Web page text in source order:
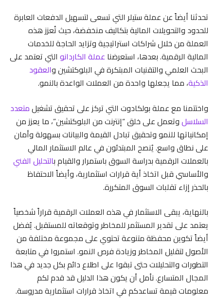
تحدثنا أيضاً عن عملة ستيلر التي تسعى لتسهيل الدفعات العابرة
للحدود والتحويلات المالية بتكاليف منخفضة، حيث تُعزز هذه
العملة من خلال شراكات استراتيجية وتزايد الحاجة للخدمات
المالية الرقمية. بعدها، استعرضنا عملة الكاردانو التي تعتمد على
البحث العلمي والتقنيات المبتكرة في البلوكتشين والعقود
الذكية، مما يجعلها واحدة من العملات الواعدة بالنمو.
واختتمنا مع عملة بولكادوت التي تركز على تحقيق تشغيلمتعدد
السلاسلوتعمل على خلق “إنترنت من البلوكتشين”، ما يعزز من
إمكانياتها للنمو وتحقيق تبادل القيمة والبيانات بسهولة وأمان
على نطاق واسع. يُنصح المبتدئون في عالم الاستثمار المالي
بالعملات الرقمية بدراسة السوق باستمرار والقيام بالتحليل الفني
والأساسي قبل اتخاذ أية قرارات استثمارية، وأيضاً الاحتفاظ
بالحذر إزاء تقلبات السوق المتكررة.
بالنهاية، يبقى الاستثمار في هذه العملات الرقمية قراراً شخصياً
يعتمد على تقدير المستثمر للمخاطر وتوقعاته للمستقبل. يُفضل
أيضاً تكوين محفظة متنوعة تحتوي على مجموعة مختلفة من
الأصول لتقليل المخاطر وزيادة فرص النمو. استمروا في متابعة
التطورات والتحليلات حتى تبقوا على اطلاع دائم بكل جديد في هذا
المجال المتسارع. نأمل أن يكون هذا الدليل قد قدم لكم
معلومات قيمة تساعدكم في اتخاذ قرارات استثمارية مدروسة.